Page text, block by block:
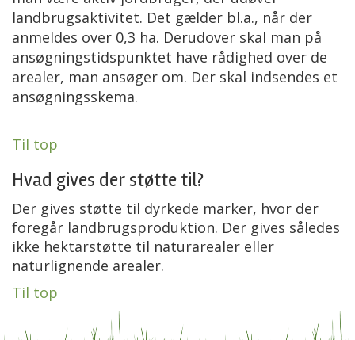
landbrugsaktivitet. Det gælder bl.a., når der
anmeldes over 0,3 ha. Derudover skal man på
ansøgningstidspunktet have rådighed over de
arealer, man ansøger om. Der skal indsendes et
ansøgningsskema.
Til top
Hvad gives der støtte til?
Der gives støtte til dyrkede marker, hvor der
foregår landbrugsproduktion. Der gives således
ikke hektarstøtte til naturarealer eller
naturlignende arealer.
Til top